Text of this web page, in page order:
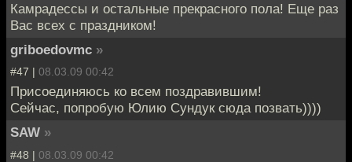
Камрадессы и остальные прекрасного пола! Еще раз
Вас всех с праздником!
griboedovmc »
#47 | 08.03.09 00:42
Присоединяюсь ко всем поздравившим!
Сейчас, попробую Юлию Сундук сюда позвать))))
SAW »
#48 | 08.03.09 00:42